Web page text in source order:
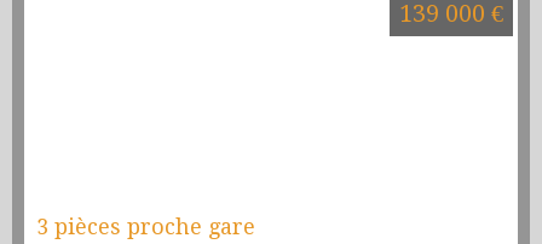
3 pièces proche gare
139 000 €